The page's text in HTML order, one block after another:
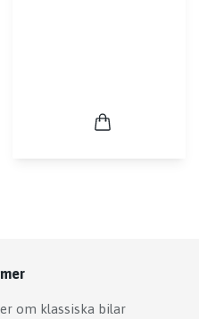
om klassiska bilar